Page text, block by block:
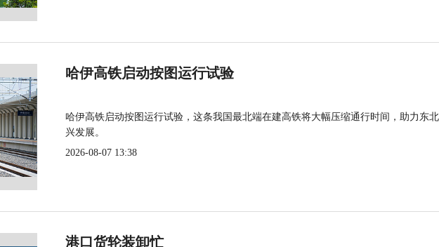
哈伊高铁启动按图运行试验
哈伊高铁启动按图运行试验，这条我国最北端在建高铁将大幅压缩通行时间，助力东
兴发展。
2026-08-07 13:38
港口货轮装卸忙